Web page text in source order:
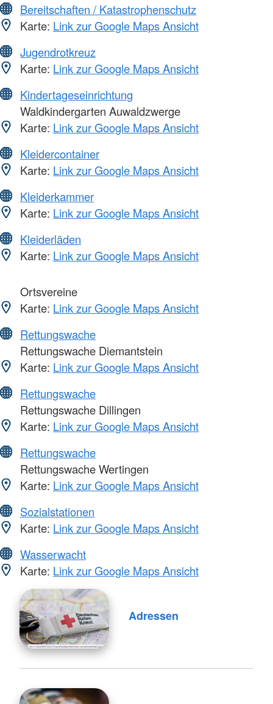
Bereitschaften / Katastrophenschutz
Karte: Link zur Google Maps Ansicht
Jugendrotkreuz
Karte: Link zur Google Maps Ansicht
Kindertageseinrichtung
Waldkindergarten Auwaldzwerge
Karte: Link zur Google Maps Ansicht
Kleidercontainer
Karte: Link zur Google Maps Ansicht
Kleiderkammer
Karte: Link zur Google Maps Ansicht
Kleiderläden
Karte: Link zur Google Maps Ansicht
Ortsvereine
Karte: Link zur Google Maps Ansicht
Rettungswache
Rettungswache Diemantstein
Karte: Link zur Google Maps Ansicht
Rettungswache
Rettungswache Dillingen
Karte: Link zur Google Maps Ansicht
Rettungswache
Rettungswache Wertingen
Karte: Link zur Google Maps Ansicht
Sozialstationen
Karte: Link zur Google Maps Ansicht
Wasserwacht
Karte: Link zur Google Maps Ansicht
Adressen